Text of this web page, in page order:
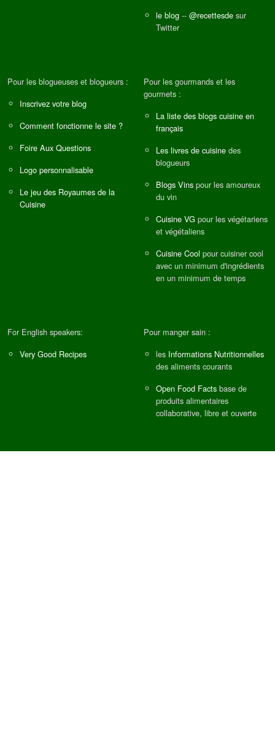
le blog -- @recettesde sur
Twitter
Pour les blogueuses et blogueurs :
Inscrivez votre blog
Comment fonctionne le site ?
Foire Aux Questions
Logo personnalisable
Le jeu des Royaumes de la
Cuisine
Pour les gourmands et les
gourmets :
La liste des blogs cuisine en
français
Les livres de cuisine des
blogueurs
Blogs Vins pour les amoureux
du vin
Cuisine VG pour les végétariens
et végétaliens
Cuisine Cool pour cuisiner cool
avec un minimum d'ingrédients
en un minimum de temps
For English speakers:
Very Good Recipes
Pour manger sain :
les Informations Nutritionnelles
des aliments courants
Open Food Facts base de
produits alimentaires
collaborative, libre et ouverte